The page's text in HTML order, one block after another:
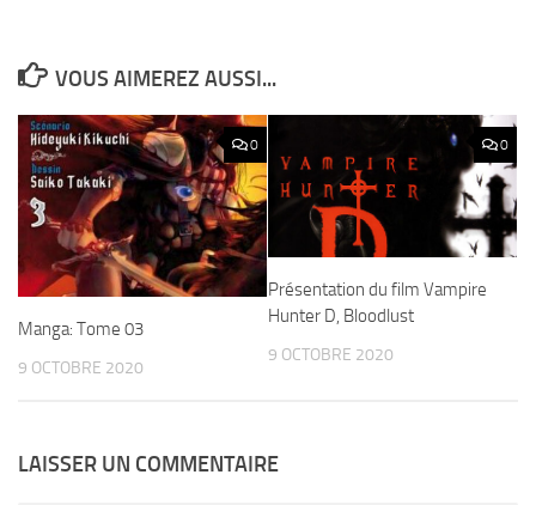
VOUS AIMEREZ AUSSI...
0
Manga: Tome 03
9 OCTOBRE 2020
0
Présentation du film Vampire
Hunter D, Bloodlust
9 OCTOBRE 2020
LAISSER UN COMMENTAIRE